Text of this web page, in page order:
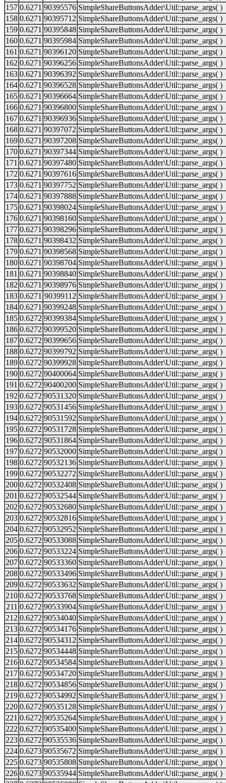
157 0.6271 90395576 SimpleShareButtonsAdder\Util::parse_args( )
158 0.6271 90395712 SimpleShareButtonsAdder\Util::parse_args( )
159 0.6271 90395848 SimpleShareButtonsAdder\Util::parse_args( )
160 0.6271 90395984 SimpleShareButtonsAdder\Util::parse_args( )
161 0.6271 90396120 SimpleShareButtonsAdder\Util::parse_args( )
162 0.6271 90396256 SimpleShareButtonsAdder\Util::parse_args( )
163 0.6271 90396392 SimpleShareButtonsAdder\Util::parse_args( )
164 0.6271 90396528 SimpleShareButtonsAdder\Util::parse_args( )
165 0.6271 90396664 SimpleShareButtonsAdder\Util::parse_args( )
166 0.6271 90396800 SimpleShareButtonsAdder\Util::parse_args( )
167 0.6271 90396936 SimpleShareButtonsAdder\Util::parse_args( )
168 0.6271 90397072 SimpleShareButtonsAdder\Util::parse_args( )
169 0.6271 90397208 SimpleShareButtonsAdder\Util::parse_args( )
170 0.6271 90397344 SimpleShareButtonsAdder\Util::parse_args( )
171 0.6271 90397480 SimpleShareButtonsAdder\Util::parse_args( )
172 0.6271 90397616 SimpleShareButtonsAdder\Util::parse_args( )
173 0.6271 90397752 SimpleShareButtonsAdder\Util::parse_args( )
174 0.6271 90397888 SimpleShareButtonsAdder\Util::parse_args( )
175 0.6271 90398024 SimpleShareButtonsAdder\Util::parse_args( )
176 0.6271 90398160 SimpleShareButtonsAdder\Util::parse_args( )
177 0.6271 90398296 SimpleShareButtonsAdder\Util::parse_args( )
178 0.6271 90398432 SimpleShareButtonsAdder\Util::parse_args( )
179 0.6271 90398568 SimpleShareButtonsAdder\Util::parse_args( )
180 0.6271 90398704 SimpleShareButtonsAdder\Util::parse_args( )
181 0.6271 90398840 SimpleShareButtonsAdder\Util::parse_args( )
182 0.6271 90398976 SimpleShareButtonsAdder\Util::parse_args( )
183 0.6271 90399112 SimpleShareButtonsAdder\Util::parse_args( )
184 0.6271 90399248 SimpleShareButtonsAdder\Util::parse_args( )
185 0.6272 90399384 SimpleShareButtonsAdder\Util::parse_args( )
186 0.6272 90399520 SimpleShareButtonsAdder\Util::parse_args( )
187 0.6272 90399656 SimpleShareButtonsAdder\Util::parse_args( )
188 0.6272 90399792 SimpleShareButtonsAdder\Util::parse_args( )
189 0.6272 90399928 SimpleShareButtonsAdder\Util::parse_args( )
190 0.6272 90400064 SimpleShareButtonsAdder\Util::parse_args( )
191 0.6272 90400200 SimpleShareButtonsAdder\Util::parse_args( )
192 0.6272 90531320 SimpleShareButtonsAdder\Util::parse_args( )
193 0.6272 90531456 SimpleShareButtonsAdder\Util::parse_args( )
194 0.6272 90531592 SimpleShareButtonsAdder\Util::parse_args( )
195 0.6272 90531728 SimpleShareButtonsAdder\Util::parse_args( )
196 0.6272 90531864 SimpleShareButtonsAdder\Util::parse_args( )
197 0.6272 90532000 SimpleShareButtonsAdder\Util::parse_args( )
198 0.6272 90532136 SimpleShareButtonsAdder\Util::parse_args( )
199 0.6272 90532272 SimpleShareButtonsAdder\Util::parse_args( )
200 0.6272 90532408 SimpleShareButtonsAdder\Util::parse_args( )
201 0.6272 90532544 SimpleShareButtonsAdder\Util::parse_args( )
202 0.6272 90532680 SimpleShareButtonsAdder\Util::parse_args( )
203 0.6272 90532816 SimpleShareButtonsAdder\Util::parse_args( )
204 0.6272 90532952 SimpleShareButtonsAdder\Util::parse_args( )
205 0.6272 90533088 SimpleShareButtonsAdder\Util::parse_args( )
206 0.6272 90533224 SimpleShareButtonsAdder\Util::parse_args( )
207 0.6272 90533360 SimpleShareButtonsAdder\Util::parse_args( )
208 0.6272 90533496 SimpleShareButtonsAdder\Util::parse_args( )
209 0.6272 90533632 SimpleShareButtonsAdder\Util::parse_args( )
210 0.6272 90533768 SimpleShareButtonsAdder\Util::parse_args( )
211 0.6272 90533904 SimpleShareButtonsAdder\Util::parse_args( )
212 0.6272 90534040 SimpleShareButtonsAdder\Util::parse_args( )
213 0.6272 90534176 SimpleShareButtonsAdder\Util::parse_args( )
214 0.6272 90534312 SimpleShareButtonsAdder\Util::parse_args( )
215 0.6272 90534448 SimpleShareButtonsAdder\Util::parse_args( )
216 0.6272 90534584 SimpleShareButtonsAdder\Util::parse_args( )
217 0.6272 90534720 SimpleShareButtonsAdder\Util::parse_args( )
218 0.6272 90534856 SimpleShareButtonsAdder\Util::parse_args( )
219 0.6272 90534992 SimpleShareButtonsAdder\Util::parse_args( )
220 0.6272 90535128 SimpleShareButtonsAdder\Util::parse_args( )
221 0.6272 90535264 SimpleShareButtonsAdder\Util::parse_args( )
222 0.6272 90535400 SimpleShareButtonsAdder\Util::parse_args( )
223 0.6272 90535536 SimpleShareButtonsAdder\Util::parse_args( )
224 0.6273 90535672 SimpleShareButtonsAdder\Util::parse_args( )
225 0.6273 90535808 SimpleShareButtonsAdder\Util::parse_args( )
226 0.6273 90535944 SimpleShareButtonsAdder\Util::parse_args( )